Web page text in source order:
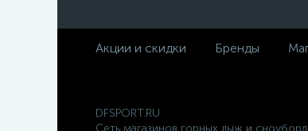
Акции и скидки Бренды
DFSPORT.RU
Сеть магазинов горных лыж и